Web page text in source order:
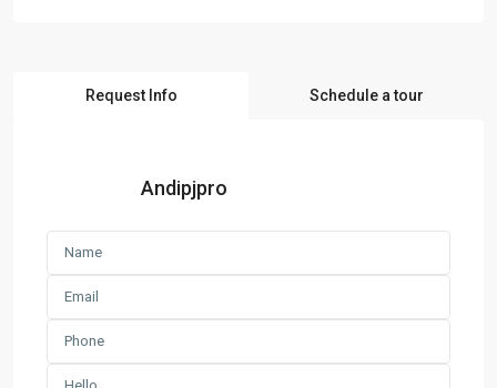
Request Info Schedule a tour
Andipjpro